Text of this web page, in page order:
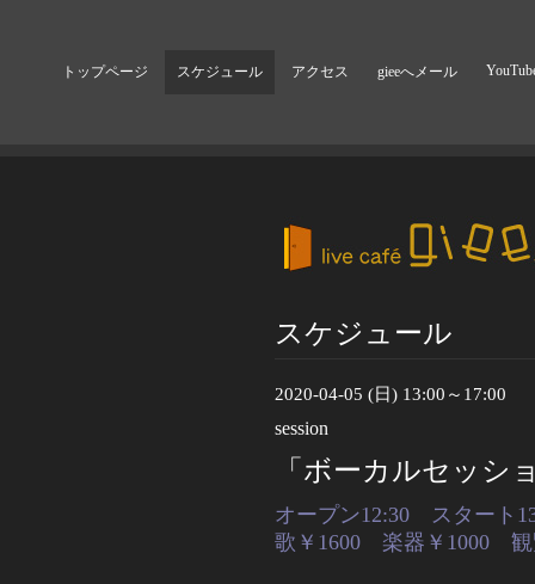
トップページ スケジュール アクセス gieeへメール
スケジュール
2020-04-05 (日) 13:00～17:00
session
「ボーカルセッシ
オープン12:30 スタート
歌￥1600 楽器￥1000 観